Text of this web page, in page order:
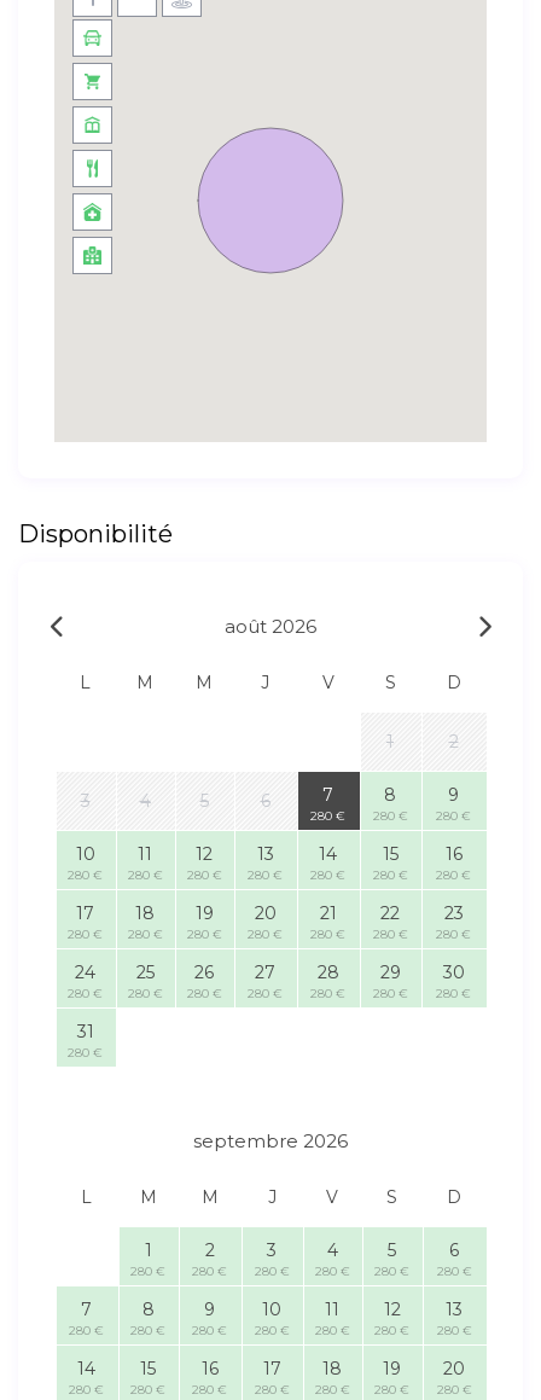
Disponibilité
août 2026
L M M J V S D
1 2
3 4 5 6 7
280 €
8
280 €
9
280 €
10
280 €
11
280 €
12
280 €
13
280 €
14
280 €
15
280 €
16
280 €
17
280 €
18
280 €
19
280 €
20
280 €
21
280 €
22
280 €
23
280 €
24
280 €
25
280 €
26
280 €
27
280 €
28
280 €
29
280 €
30
280 €
31
280 €
septembre 2026
L M M J V S D
1
280 €
2
280 €
3
280 €
4
280 €
5
280 €
6
280 €
7
280 €
8
280 €
9
280 €
10
280 €
11
280 €
12
280 €
13
280 €
14
280 €
15
280 €
16
280 €
17
280 €
18
280 €
19
280 €
20
280 €